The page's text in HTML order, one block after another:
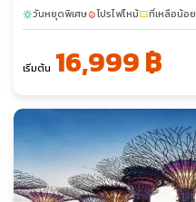
sunnyวันหยุดพิเศษlocal_fire_departmentโปรไฟไหม้confirmation_numberที่เหลือน้อย
เริ่มต้น 16,999 ฿